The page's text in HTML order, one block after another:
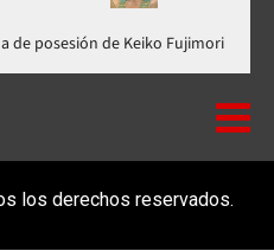
a la toma de posesión de Keiko
los derechos reservados.